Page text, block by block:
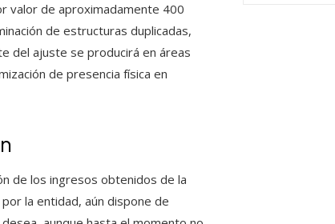
valor de aproximadamente 400
de estructuras duplicadas,
del ajuste se producirá en áreas
de presencia física en
de los ingresos obtenidos de la
la entidad, aún dispone de